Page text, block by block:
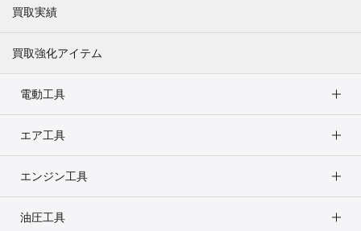
買取実績
買取強化アイテム
電動工具
エア工具
エンジン工具
油圧工具